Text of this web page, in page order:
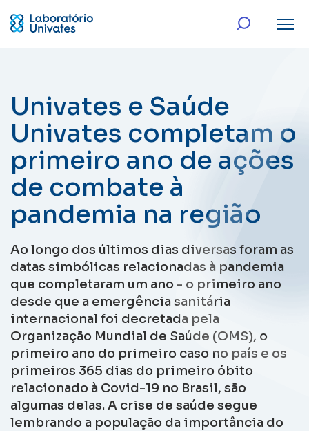
Univates e Saúde
Univates completam o
primeiro ano de ações
de combate à
pandemia na região
Ao longo dos últimos dias diversas foram as
datas simbólicas relacionadas à pandemia
que completaram um ano - o primeiro ano
desde que a emergência sanitária
internacional foi decretada pela
Organização Mundial de Saúde (OMS), o
primeiro ano do primeiro caso no país e os
primeiros 365 dias do primeiro óbito
relacionado à Covid-19 no Brasil, são
algumas delas. A crise de saúde segue
lembrando a população da importância do